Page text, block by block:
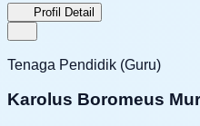
Profil Detail
Tenaga Pendidik (Guru)
Karolus Boromeus